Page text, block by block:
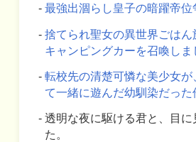
最強出涸らし皇子の暗躍帝位
捨てられ聖女の異世界ごはん
キャンピングカーを召喚しま
転校先の清楚可憐な美少女が
て一緒に遊んだ幼馴染だった
透明な夜に駆ける君と、目に
た。